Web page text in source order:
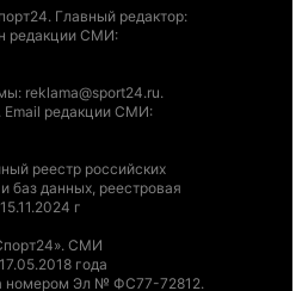
Главный редактор:
редакции СМИ:
: reklama@sport24.ru.
Email редакции СМИ:
реестр российских
баз данных, реестровая
г
СМИ
года
номером Эл № ФС77-72812.